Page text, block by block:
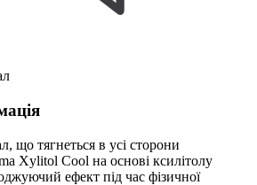
що тягнеться в усі сторони
Xylitol Cool на основі ксилітолу
ефект під час фізичної